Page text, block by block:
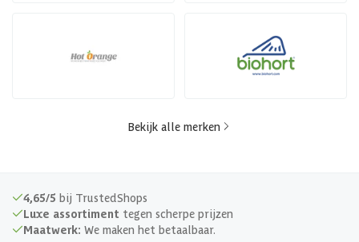
Bekijk alle merken
4,65/5 bij TrustedShops
Luxe assortiment tegen scherpe prijzen
Maatwerk: We maken het betaalbaar.